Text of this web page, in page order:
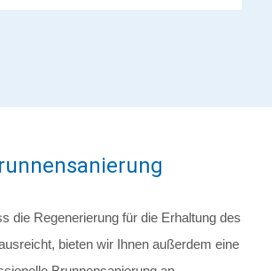
die Regenerierung für die Erhaltung des
bieten wir Ihnen außerdem eine